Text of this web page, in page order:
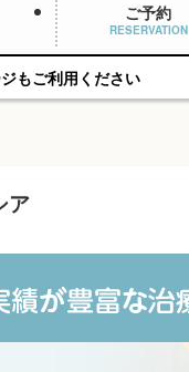
ご予約
RESERVATION
もご利用ください
ア